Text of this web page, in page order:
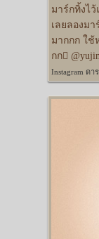
มาร์กทิ้งไ
เลยลองม
มากกก ใช้
กก󾬘
Instagram ดา